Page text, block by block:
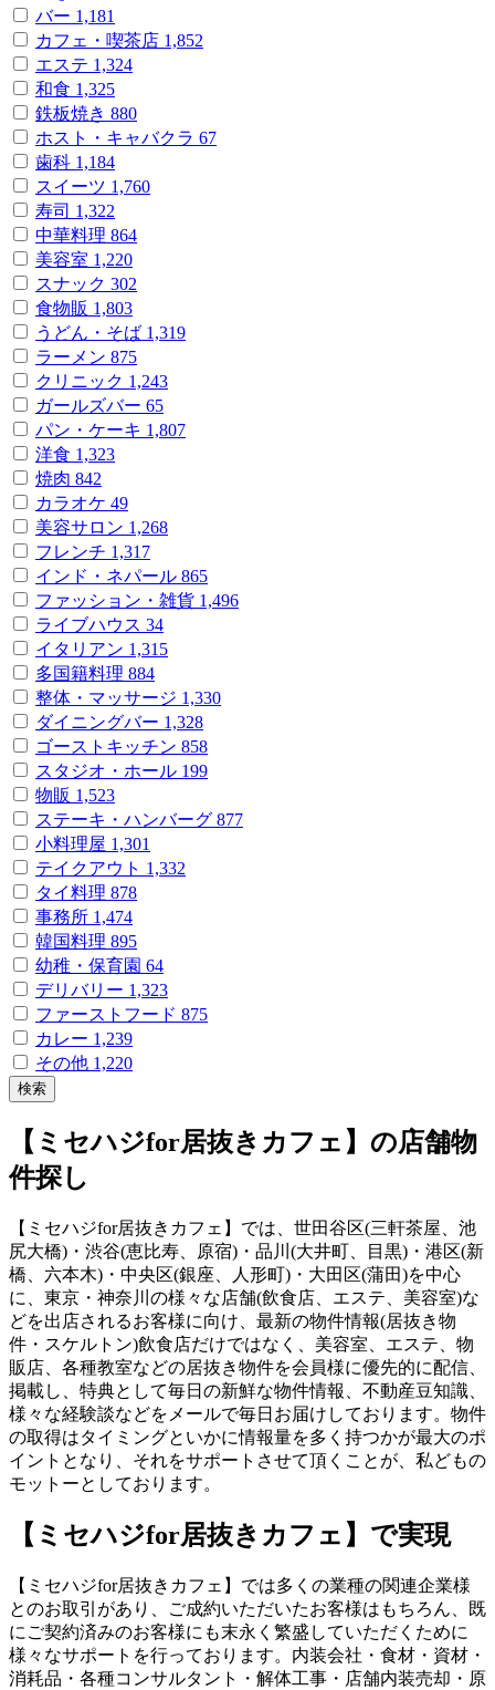
バー 1,181
カフェ・喫茶店 1,852
エステ 1,324
和食 1,325
鉄板焼き 880
ホスト・キャバクラ 67
歯科 1,184
スイーツ 1,760
寿司 1,322
中華料理 864
美容室 1,220
スナック 302
食物販 1,803
うどん・そば 1,319
ラーメン 875
クリニック 1,243
ガールズバー 65
パン・ケーキ 1,807
洋食 1,323
焼肉 842
カラオケ 49
美容サロン 1,268
フレンチ 1,317
インド・ネパール 865
ファッション・雑貨 1,496
ライブハウス 34
イタリアン 1,315
多国籍料理 884
整体・マッサージ 1,330
ダイニングバー 1,328
ゴーストキッチン 858
スタジオ・ホール 199
物販 1,523
ステーキ・ハンバーグ 877
小料理屋 1,301
テイクアウト 1,332
タイ料理 878
事務所 1,474
韓国料理 895
幼稚・保育園 64
デリバリー 1,323
ファーストフード 875
カレー 1,239
その他 1,220
検索
【ミセハジfor居抜きカフェ】の店舗物
件探し
【ミセハジfor居抜きカフェ】では、世田谷区(三軒茶屋、池
尻大橋)・渋谷(恵比寿、原宿)・品川(大井町、目黒)・港区(新
橋、六本木)・中央区(銀座、人形町)・大田区(蒲田)を中心
に、東京・神奈川の様々な店舗(飲食店、エステ、美容室)な
どを出店されるお客様に向け、最新の物件情報(居抜き物
件・スケルトン)飲食店だけではなく、美容室、エステ、物
販店、各種教室などの居抜き物件を会員様に優先的に配信、
掲載し、特典として毎日の新鮮な物件情報、不動産豆知識、
様々な経験談などをメールで毎日お届けしております。物件
の取得はタイミングといかに情報量を多く持つかが最大のポ
イントとなり、それをサポートさせて頂くことが、私どもの
モットーとしております。
【ミセハジfor居抜きカフェ】で実現
【ミセハジfor居抜きカフェ】では多くの業種の関連企業様
とのお取引があり、ご成約いただいたお客様はもちろん、既
にご契約済みのお客様にも末永く繁盛していただくために
様々なサポートを行っております。内装会社・食材・資材・
消耗品・各種コンサルタント・解体工事・店舗内装売却・原